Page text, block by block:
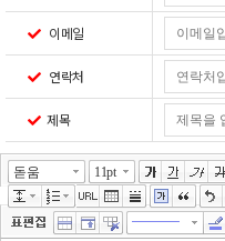
이메일
연락처
제목
돋움 11pt